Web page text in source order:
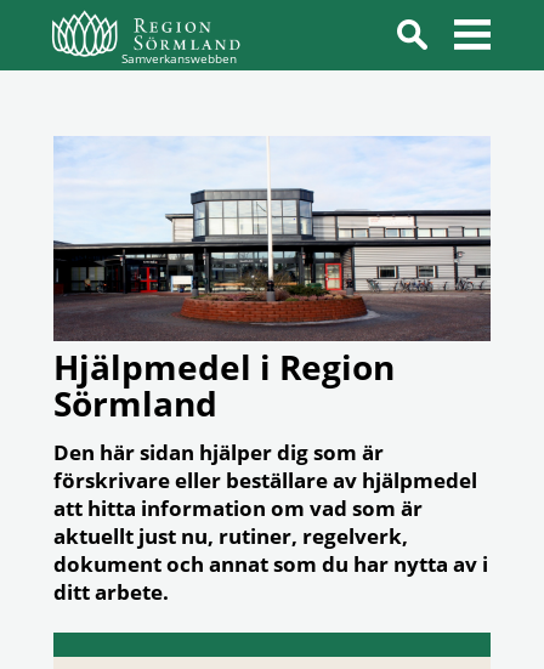
Samverkanswebben
Hjälpmedel i Region
Sörmland
Den här sidan hjälper dig som är
förskrivare eller beställare av hjälpmedel
att hitta information om vad som är
aktuellt just nu, rutiner, regelverk,
dokument och annat som du har nytta av i
ditt arbete.